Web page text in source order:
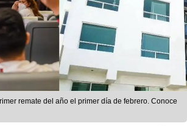
remate del año el primer día de febrero. Conoce